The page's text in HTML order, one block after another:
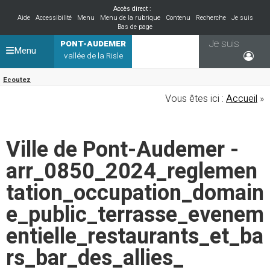
Accès direct :
Aide
Accessibilité Menu Menu de la rubrique Contenu Recherche
Je suis
Bas de page
PONT-AUDEMER
vallée de la Risle
Ecoutez
Je suis
Menu
Vous êtes ici : Accueil »
Ville de Pont-Audemer -
arr_0850_2024_reglemen
tation_occupation_domain
e_public_terrasse_evenem
entielle_restaurants_et_ba
rs_bar_des_allies_